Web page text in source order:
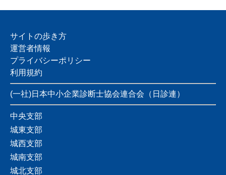
サイトの歩き方
運営者情報
プライバシーポリシー
利用規約
(一社)日本中小企業診断士協会連合会（日診連）
中央支部
城東支部
城西支部
城南支部
城北支部